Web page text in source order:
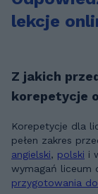
lekcje
Z jakich
korepetycje
Korepetycje dla
pełen zakres
angielski, polski i
wymagań liceum
przygotowania